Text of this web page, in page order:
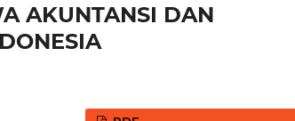
AKUNTANSI DAN